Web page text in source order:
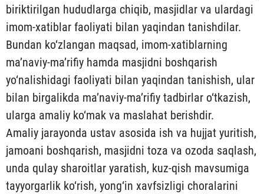
biriktirilgan hududlarga chiqib, masjidlar va ulardagi
imom-xatiblar faoliyati bilan yaqindan tanishdilar.
Bundan ko‘zlangan maqsad, imom-xatiblarning
ma’naviy-ma’rifiy hamda masjidni boshqarish
yo‘nalishidagi faoliyati bilan yaqindan tanishish, ular
bilan birgalikda ma’naviy-ma’rifiy tadbirlar o‘tkazish,
ularga amaliy ko‘mak va maslahat berishdir.
Amaliy jarayonda ustav asosida ish va hujjat yuritish,
jamoani boshqarish, masjidni toza va ozoda saqlash,
unda qulay sharoitlar yaratish, kuz-qish mavsumiga
tayyorgarlik ko‘rish, yong‘in xavfsizligi choralarini